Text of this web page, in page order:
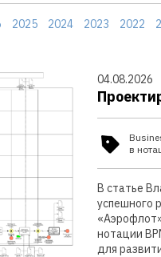
2025 2024 2023 2022
04.08.2026
в
В статье
успешного
нотации
для